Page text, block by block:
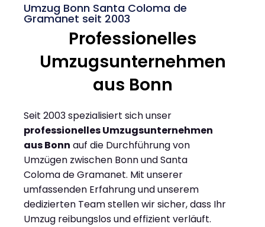
Umzug Bonn Santa Coloma de
Gramanet seit 2003
Professionelles
Umzugsunternehmen
aus Bonn
Seit 2003 spezialisiert sich unser
professionelles Umzugsunternehmen
aus Bonn auf die Durchführung von
Umzügen zwischen Bonn und Santa
Coloma de Gramanet. Mit unserer
umfassenden Erfahrung und unserem
dedizierten Team stellen wir sicher, dass Ihr
Umzug reibungslos und effizient verläuft.